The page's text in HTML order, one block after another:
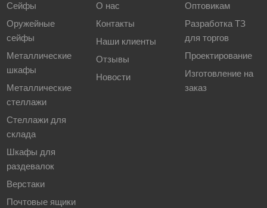
Сейфы
Оружейные
сейфы
Металлические
шкафы
Металлические
стеллажи
Стеллажи для
склада
Шкафы для
раздевалок
Верстаки
Почтовые ящики
О нас
Контакты
Наши клиенты
Отзывы
Новости
Оптовикам
Разработка ТЗ
для торгов
Проектирование
Изготовление на
заказ